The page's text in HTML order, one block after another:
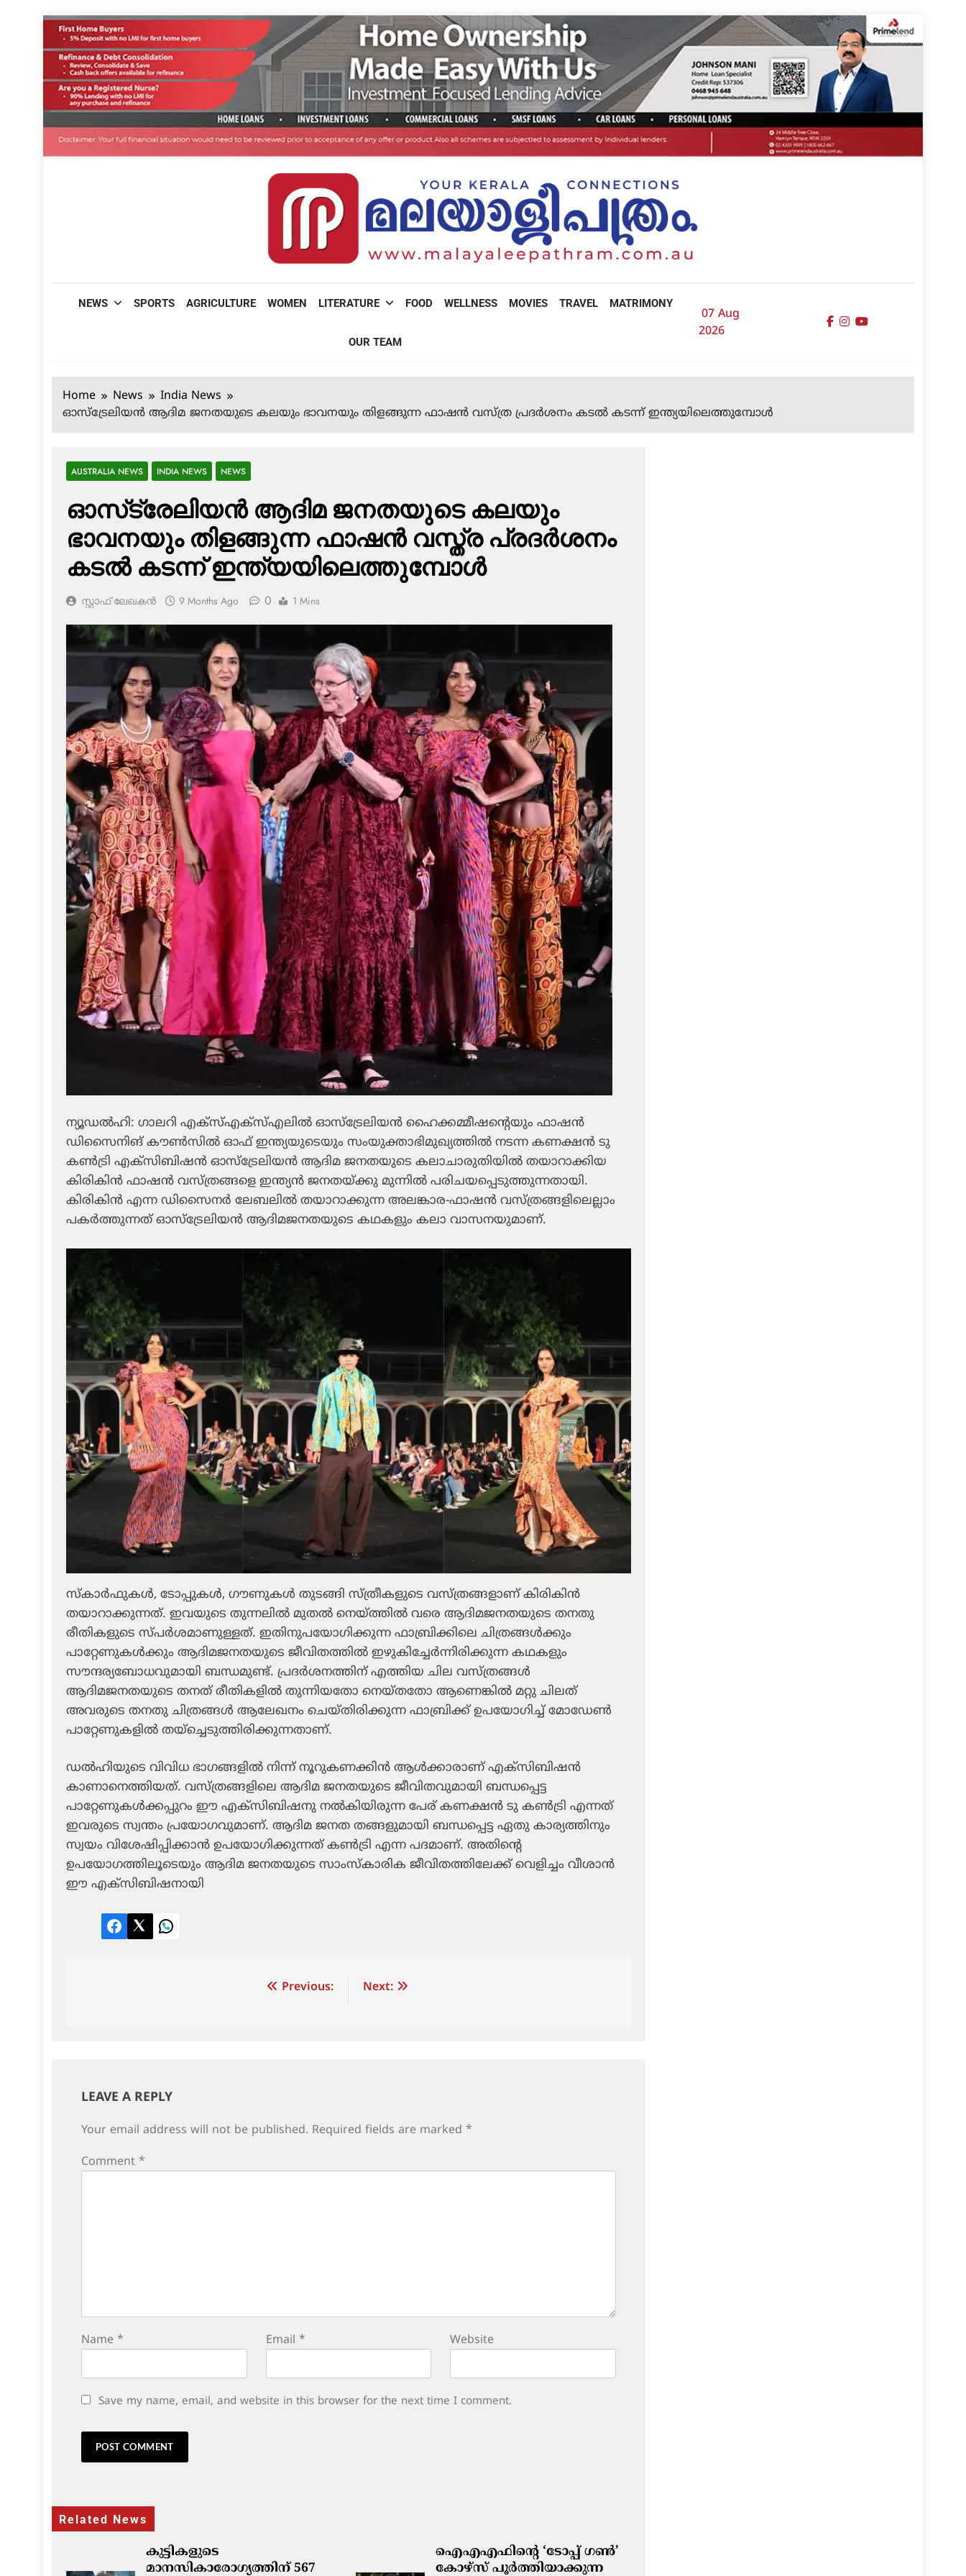
Skip
content
NEWS SPORTS AGRICULTURE WOMEN LITERATURE FOOD WELLNESS MOVIES TRAVEL MATRIMONY
OUR TEAM
07 Aug
2026
Home News
India News
ഓസ്‌ട്രേലിയന്‍ ആദിമ ജനതയുടെ കലയും ഭാവനയും തിളങ്ങുന്ന ഫാഷന്‍ വസ്ത്ര പ്രദര്‍ശനം കടല്‍ കടന്ന് ഇന്ത്യയിലെത്തുമ്പോള്‍
AUSTRALIA NEWS INDIA NEWS NEWS
ഓസ്‌ട്രേലിയന്‍ ആദിമ ജനതയുടെ കലയും
ഭാവനയും തിളങ്ങുന്ന ഫാഷന്‍ വസ്ത്ര പ്രദര്‍ശനം
കടല്‍ കടന്ന് ഇന്ത്യയിലെത്തുമ്പോള്‍
സ്റ്റാഫ് ലേഖകൻ 9 Months Ago 0 1 Mins
ന്യൂഡല്‍ഹി: ഗാലറി എക്‌സ്എക്‌സ്എലില്‍ ഓസ്‌ട്രേലിയന്‍ ഹൈക്കമ്മീഷന്റെയും ഫാഷന്‍
ഡിസൈനിങ് കൗണ്‍സില്‍ ഓഫ് ഇന്ത്യയുടെയും സംയുക്താഭിമുഖ്യത്തില്‍ നടന്ന കണക്ഷന്‍ ടു
കണ്‍ട്രി എക്‌സിബിഷന്‍ ഓസ്‌ട്രേലിയന്‍ ആദിമ ജനതയുടെ കലാചാരുതിയില്‍ തയാറാക്കിയ
കിരികിന്‍ ഫാഷന്‍ വസ്ത്രങ്ങളെ ഇന്ത്യന്‍ ജനതയ്ക്കു മുന്നില്‍ പരിചയപ്പെടുത്തുന്നതായി.
കിരികിന്‍ എന്ന ഡിസൈനര്‍ ലേബലില്‍ തയാറാക്കുന്ന അലങ്കാര-ഫാഷന്‍ വസ്ത്രങ്ങളിലെല്ലാം
പകര്‍ത്തുന്നത് ഓസ്‌ട്രേലിയന്‍ ആദിമജനതയുടെ കഥകളും കലാ വാസനയുമാണ്.
സ്‌കാര്‍ഫുകള്‍, ടോപ്പുകള്‍, ഗൗണുകള്‍ തുടങ്ങി സ്ത്രീകളുടെ വസ്ത്രങ്ങളാണ് കിരികിന്‍
തയാറാക്കുന്നത്. ഇവയുടെ തുന്നലില്‍ മുതല്‍ നെയ്ത്തില്‍ വരെ ആദിമജനതയുടെ തനതു
രീതികളുടെ സ്പര്‍ശമാണുള്ളത്. ഇതിനുപയോഗിക്കുന്ന ഫാബ്രിക്കിലെ ചിത്രങ്ങള്‍ക്കും
പാറ്റേണുകള്‍ക്കും ആദിമജനതയുടെ ജീവിതത്തില്‍ ഇഴുകിച്ചേര്‍ന്നിരിക്കുന്ന കഥകളും
സൗന്ദര്യബോധവുമായി ബന്ധമുണ്ട്. പ്രദര്‍ശനത്തിന് എത്തിയ ചില വസ്ത്രങ്ങള്‍
ആദിമജനതയുടെ തനത് രീതികളില്‍ തുന്നിയതോ നെയ്തതോ ആണെങ്കില്‍ മറ്റു ചിലത്
അവരുടെ തനതു ചിത്രങ്ങള്‍ ആലേഖനം ചെയ്തിരിക്കുന്ന ഫാബ്രിക്ക് ഉപയോഗിച്ച് മോഡേണ്‍
പാറ്റേണുകളില്‍ തയ്‌ച്ചെടുത്തിരിക്കുന്നതാണ്.
ഡല്‍ഹിയുടെ വിവിധ ഭാഗങ്ങളില്‍ നിന്ന് നൂറുകണക്കിന്‍ ആള്‍ക്കാരാണ് എക്‌സിബിഷന്‍
കാണാനെത്തിയത്. വസ്ത്രങ്ങളിലെ ആദിമ ജനതയുടെ ജീവിതവുമായി ബന്ധപ്പെട്ട
പാറ്റേണുകള്‍ക്കപ്പുറം ഈ എക്‌സിബിഷനു നല്‍കിയിരുന്ന പേര് കണക്ഷന്‍ ടു കണ്‍ട്രി എന്നത്
ഇവരുടെ സ്വന്തം പ്രയോഗവുമാണ്. ആദിമ ജനത തങ്ങളുമായി ബന്ധപ്പെട്ട ഏതു കാര്യത്തിനും
സ്വയം വിശേഷിപ്പിക്കാന്‍ ഉപയോഗിക്കുന്നത് കണ്‍ട്രി എന്ന പദമാണ്. അതിന്റെ
ഉപയോഗത്തിലൂടെയും ആദിമ ജനതയുടെ സാംസ്‌കാരിക ജീവിതത്തിലേക്ക് വെളിച്ചം വീശാന്‍
ഈ എക്‌സിബിഷനായി
Facebook
TwitterLinkedIn
Previous: Next:
LEAVE A REPLY
Your email address will not be published. Required fields are marked *
Comment *
Name * Email * Website
Save my name, email, and website in this browser for the next time I comment.
Related News
കുട്ടികളുടെ
മാനസികാരോഗ്യത്തിന് 567
ഐഎഎഫിന്റെ ‘ടോപ്പ് ഗൺ’
കോഴ്‌സ് പൂർത്തിയാക്കുന്ന